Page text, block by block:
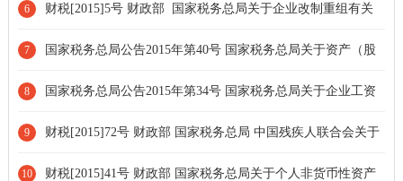
部关于调整机关事业单位工作人员基本工资标准和增加机关事业单
位离退休人员离退休费三个实施方案的通知
6 财税[2015]5号 财政部 国家税务总局关于企业改制重组有关
土地增值税政策的通知[全文废止]
7 国家税务总局公告2015年第40号 国家税务总局关于资产（股
权）划转企业所得税征管问题的公告
8 国家税务总局公告2015年第34号 国家税务总局关于企业工资
薪金和职工福利费等支出税前扣除问题的公告
9 财税[2015]72号 财政部 国家税务总局 中国残疾人联合会关于
印发《残疾人就业保障金征收使用管理办法》的通知
10 财税[2015]41号 财政部 国家税务总局关于个人非货币性资产